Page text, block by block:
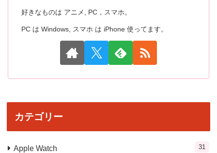
好きなものは アニメ, PC，スマホ。
PC は Windows, スマホ は iPhone 使ってます。
カテゴリー
Apple Watch 31